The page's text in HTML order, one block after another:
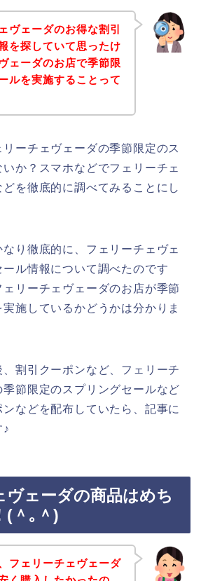
ヴェーダのお得な割引
を探していて思ったけ
ェーダのお店で季節限
ルを実施することって
ーチェヴェーダの季節限定のス
か？スマホなどでフェリーチェ
を徹底的に調べてみることにし
り徹底的に、フェリーチェヴェ
ル情報について調べたのです
リーチェヴェーダのお店が季節
施しているかどうかは分かりま
割引クーポンなど、フェリーチ
季節限定のスプリングセールなど
などを配布していたら、記事に
♪
ヴェーダの商品はめち
(＾｡＾)
フェリーチェヴェーダ